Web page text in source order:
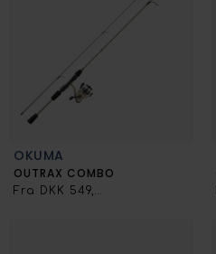
OKUMA
OUTRAX COMBO
Fra DKK 549,00